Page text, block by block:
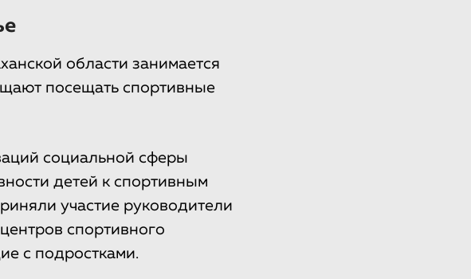
области занимается
посещать спортивные
социальной сферы
детей к спортивным
участие руководители
спортивного
с подростками.